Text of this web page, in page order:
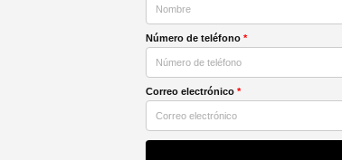
Número de teléfono *
Correo electrónico *